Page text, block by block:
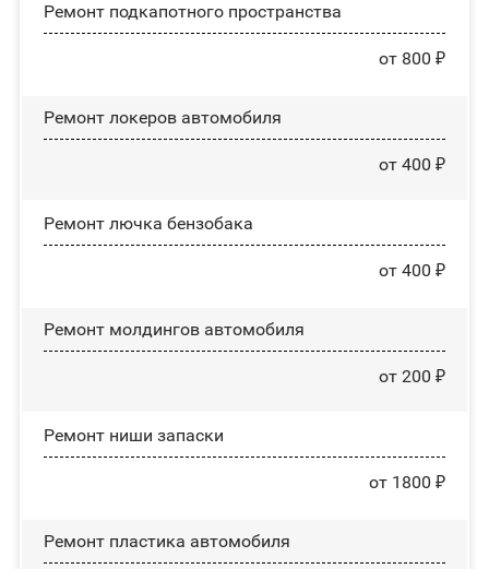
Ремонт подкапотного пространства
от 800 ₽
Ремонт лoĸepoв автомобиля
от 400 ₽
Ремонт лючка бензобака
от 400 ₽
Ремонт молдингов автомобиля
от 200 ₽
Ремонт ниши запаски
от 1800 ₽
Ремонт пластика автомобиля